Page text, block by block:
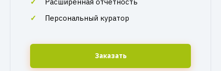
Персональный куратор
Заказать